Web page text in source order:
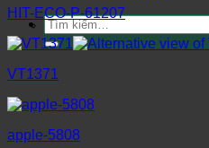
Tìm
kiếm:
HIT-ECO-P-61207
VT1371
apple-5808